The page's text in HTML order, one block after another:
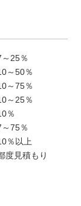
～25％
～50％
～75％
～25％
％
～75％
％以上
度見積もり